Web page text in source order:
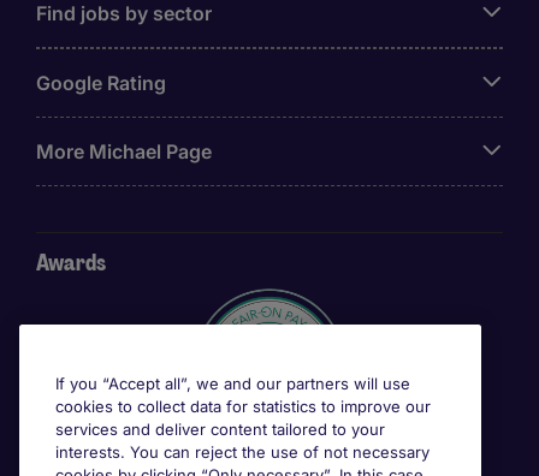
Find jobs by sector
Google Rating
More Michael Page
Awards
If you “Accept all”, we and our partners will use
cookies to collect data for statistics to improve our
services and deliver content tailored to your
interests. You can reject the use of not necessary